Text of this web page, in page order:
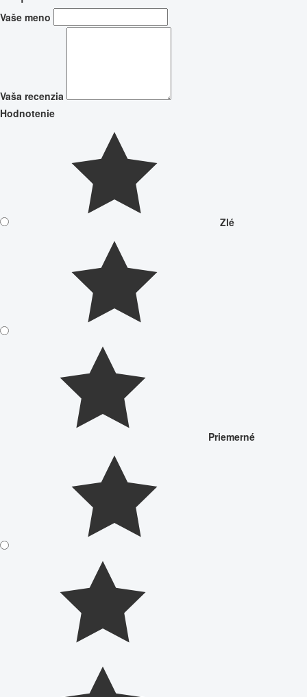
Vaše meno
Vaša recenzia
Hodnotenie
Zlé
Priemerné